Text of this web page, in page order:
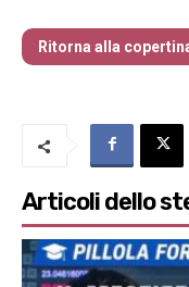
Ritorna alla
Articoli dello